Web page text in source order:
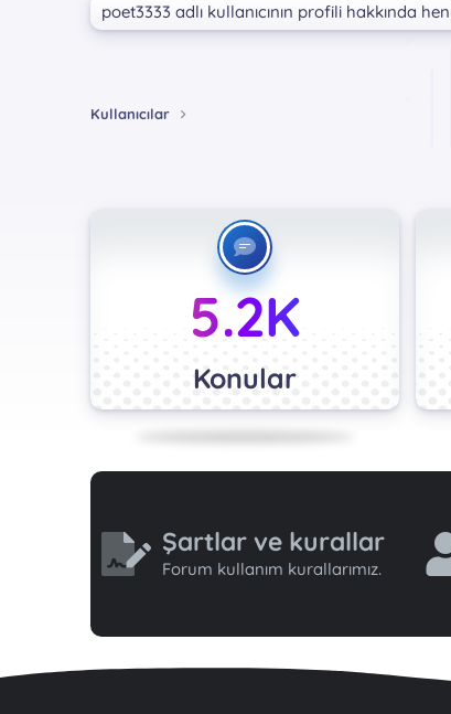
poet3333 adlı kullanıcının profili hakkında
Kullanıcılar
5.2K
Konular
Şartlar ve kurallar
Forum kullanım kurallarımız.